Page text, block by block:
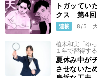
トガッてい
クス 第4回
連載 8/5
植木和実「ゆ
１年で習得する
夏休み中が
させないた